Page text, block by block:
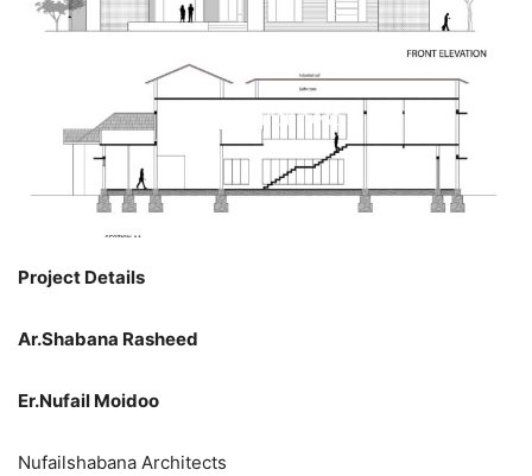
Project Details
Ar.Shabana Rasheed
Er.Nufail Moidoo
Nufailshabana Architects